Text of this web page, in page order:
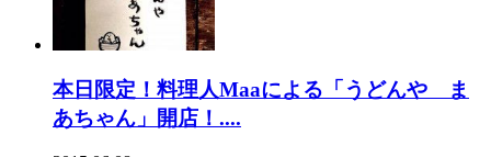
本日限定！料理人Maaによる「うどんや ま
あちゃん」開店！....